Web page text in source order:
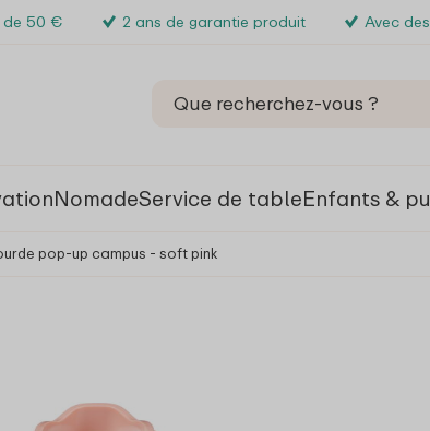
de 50 € 2 ans de garantie produit Avec
NomadeService de tableEnfants &
pop-up campus - soft pink